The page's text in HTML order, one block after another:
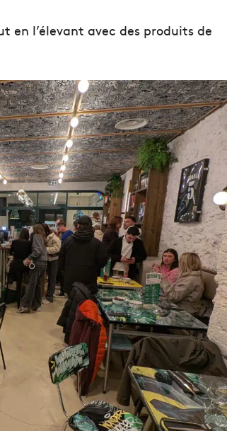
en l’élevant avec des produits de